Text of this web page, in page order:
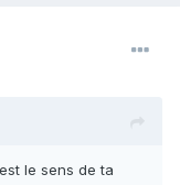
le sens de ta